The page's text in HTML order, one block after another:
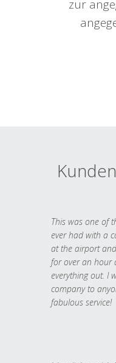
zur
This was one of
ever had with a
at the airport
for over an hour
everything out. I
company to
fabulous service!